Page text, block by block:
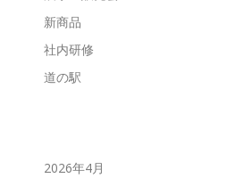
新商品
社内研修
道の駅
2026年4月